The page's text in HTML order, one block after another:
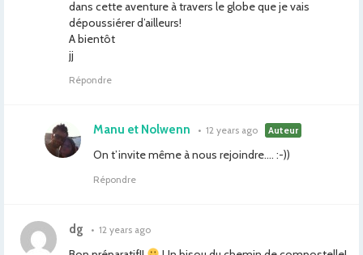
dans cette aventure à travers le globe que je vais
dépoussiérer d’ailleurs!
A bientôt
jj
Répondre
Manu et Nolwenn • 12 years ago Auteur
On t’invite même à nous rejoindre…. :-))
Répondre
dg • 12 years ago